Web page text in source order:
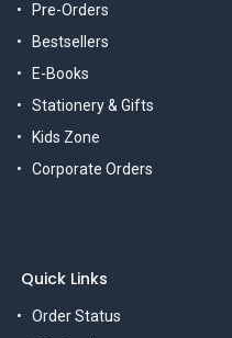
Pre-Orders
Bestsellers
E-Books
Stationery & Gifts
Kids Zone
Corporate Orders
Quick Links
Order Status